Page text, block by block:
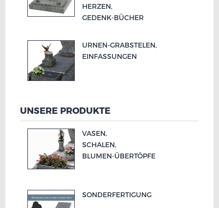
HERZEN,
GEDENK-BÜCHER
URNEN-GRABSTELEN,
EINFASSUNGEN
UNSERE PRODUKTE
VASEN,
SCHALEN,
BLUMEN-ÜBERTÖPFE
SONDERFERTIGUNG